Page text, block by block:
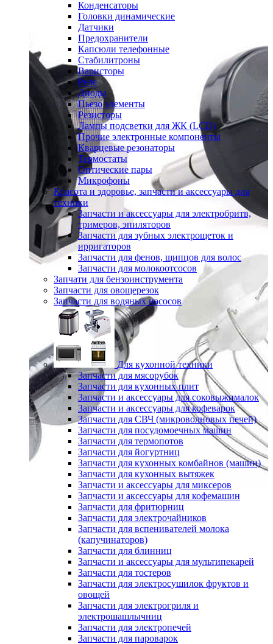
Конденсаторы
Головки динамические
Датчики
Предохранители
Капсюли телефонные
Стабилитроны
Варисторы
Реле
Диоды
Пьезо элементы
Резисторы
Лампы подсветки для ЖК (LCD)
Прочие электронные компоненты
Кварцевые резонаторы
Термостаты
Оптические пары
Микрофоны
Красота и здоровье, запчасти и аксессуары для
техники
Запчасти и аксессуары для электробритв,
тримеров, эпиляторов
Запчасти для зубных электрощеток и
ирригаторов
Запчасти для фенов, щипцов для волос
Запчасти для молокоотсосов
Запчати для бензоинструмента
Запчасти для овощерезок
Запчасти для водяных насосов
Для кухонной техники
Запчасти для мясорубок
Запчасти для кухонных плит
Запчасти и аксессуары для соковыжималок
Запчасти и аксессуары для кофеварок
Запчасти для СВЧ (микроволновых печей)
Запчасти для посудомоечных машин
Запчасти для термопотов
Запчасти для йогуртниц
Запчасти для кухонных комбайнов (машин)
Запчасти для кухонных вытяжек
Запчасти и аксессуары для миксеров
Запчасти и аксессуары для кофемашин
Запчасти для фритюрниц
Запчасти для электрочайников
Запчасти для вспенивателей молока
(капучинаторов)
Запчасти для блинниц
Запчасти и аксессуары для мультипекарей
Запчасти для тостеров
Запчасти для электросушилок фруктов и
овощей
Запчасти для электрогриля и
электрошашлычниц
Запчасти для электропечей
Запчасти для пароварок